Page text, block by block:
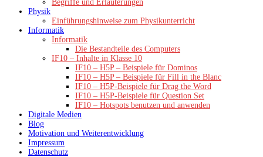
Begriffe und Erläuterungen
Physik
Einführungshinweise zum Physikunterricht
Informatik
Informatik
Die Bestandteile des Computers
IF10 – Inhalte in Klasse 10
IF10 – H5P – Beispiele für Dominos
IF10 – H5P – Beispiele für Fill in the Blanc
IF10 – H5P-Beispiele für Drag the Word
IF10 – H5P-Beispiele für Question Set
IF10 – Hotspots benutzen und anwenden
Digitale Medien
Blog
Motivation und Weiterentwicklung
Impressum
Datenschutz